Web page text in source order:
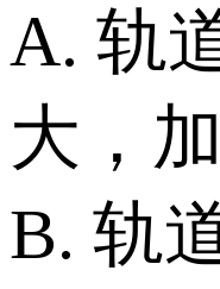
A. 轨
大，
B. 轨